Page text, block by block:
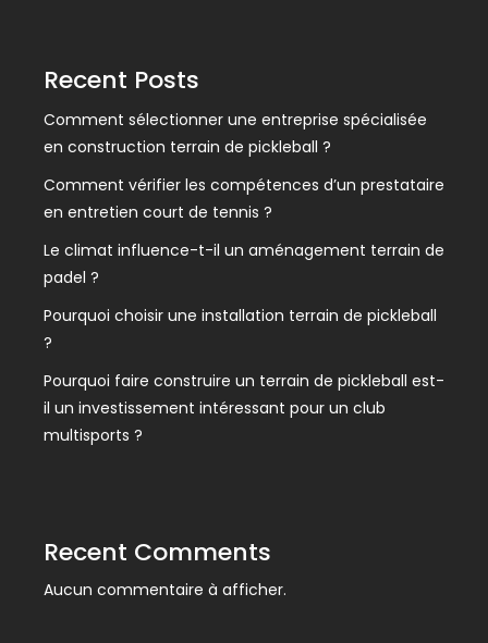
Recent Posts
Comment sélectionner une entreprise spécialisée
en construction terrain de pickleball ?
Comment vérifier les compétences d’un prestataire
en entretien court de tennis ?
Le climat influence-t-il un aménagement terrain de
padel ?
Pourquoi choisir une installation terrain de pickleball
?
Pourquoi faire construire un terrain de pickleball est-
il un investissement intéressant pour un club
multisports ?
Recent Comments
Aucun commentaire à afficher.